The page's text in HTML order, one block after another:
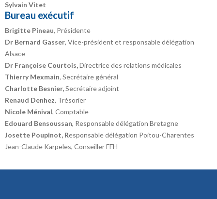
Sylvain Vitet
Bureau exécutif
Brigitte Pineau, Présidente
Dr Bernard Gasser, Vice-président et responsable délégation
Alsace
Dr Françoise Courtois,Directrice des relations médicales
Thierry Mexmain, Secrétaire général
Charlotte Besnier,Secrétaire adjoint
Renaud Denhez, Trésorier
Nicole Ménival, Comptable
Edouard Bensoussan, Responsable délégation Bretagne
Josette Poupinot, Responsable délégation Poitou-Charentes
Jean-Claude Karpeles, Conseiller FFH